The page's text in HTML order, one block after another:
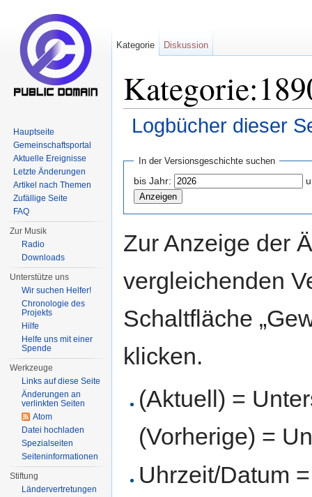
Logbücher dieser
In der Versionsgeschichte suchen
bis Jahr:
Zur Anzeige der
vergleichenden
Schaltfläche
klicken.
(Aktuell) =
(Vorherige) =
Uhrzeit/Datum
Kategorie Diskussion
Hauptseite
Gemeinschaftsportal
Aktuelle Ereignisse
Letzte Änderungen
Artikel nach Themen
Zufällige Seite
FAQ
Zur Musik
Radio
Downloads
Unterstütze uns
Wir suchen Helfer!
Chronologie des
Projekts
Hilfe
Helfe uns mit einer
Spende
Werkzeuge
Links auf diese Seite
Änderungen an
verlinkten Seiten
Atom
Datei hochladen
Spezialseiten
Seiten­informationen
Stiftung
Ländervertretungen